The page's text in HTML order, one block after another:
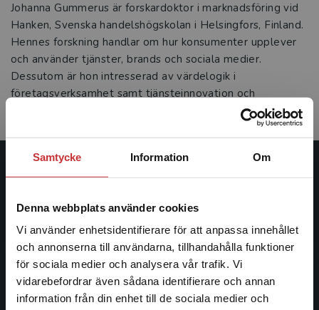
Samtycke Information Om
Denna webbplats använder cookies
Vi använder enhetsidentifierare för att anpassa innehållet
och annonserna till användarna, tillhandahålla funktioner
för sociala medier och analysera vår trafik. Vi
vidarebefordrar även sådana identifierare och annan
information från din enhet till de sociala medier och
Begränsad fraktregion
Johanna Gummerus är forskardoktor i marknadsföring vid
Hanken, Svenska handelshögskolan i Helsingfors, Finland.
Hennes forskning handlar om hur konsumenter upplever
och använder tjänster, brands och sociala medier.
Dessutom är hon intresserad av värdelogik i
företagsverksamhet samt tjänsteinnovation och
kundrelationer i samband med elektroniska tjänster.
Studentlitteratur
Studentlitteratur grundades 1963 och är idag Sveriges
ledande utbildningsförlag. Med läromedel, kurslitteratur,
facklitteratur, utbildningar och digitala
informationstjänster i utbudet, finns Studentlitteratur med
längs hela kunskapsresan.